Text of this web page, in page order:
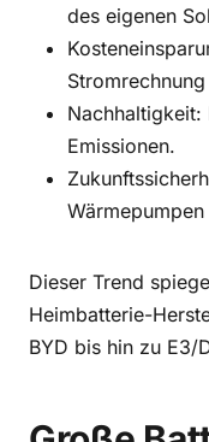
des eigenen
Nachhaltigkeit:
Emissionen.
Dieser Trend
Heimbatterie-
BYD bis hin zu E3/